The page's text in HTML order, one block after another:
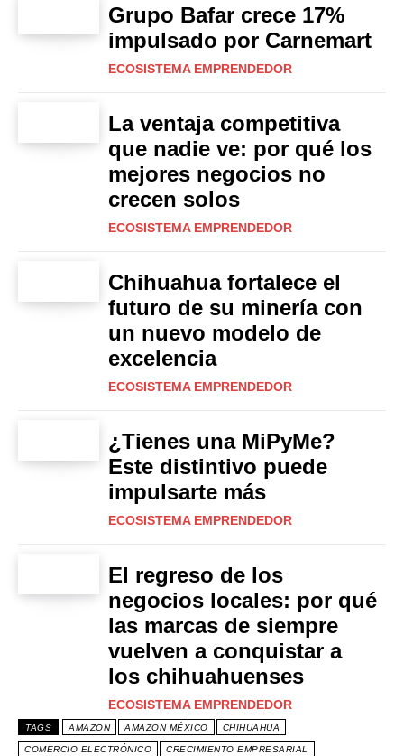
Grupo Bafar crece 17%
impulsado por Carnemart
ECOSISTEMA EMPRENDEDOR
La ventaja competitiva
que nadie ve: por qué los
mejores negocios no
crecen solos
ECOSISTEMA EMPRENDEDOR
Chihuahua fortalece el
futuro de su minería con
un nuevo modelo de
excelencia
ECOSISTEMA EMPRENDEDOR
¿Tienes una MiPyMe?
Este distintivo puede
impulsarte más
ECOSISTEMA EMPRENDEDOR
El regreso de los
negocios locales: por qué
las marcas de siempre
vuelven a conquistar a
los chihuahuenses
ECOSISTEMA EMPRENDEDOR
TAGS AMAZON AMAZON MÉXICO CHIHUAHUA
COMERCIO ELECTRÓNICO CRECIMIENTO EMPRESARIAL